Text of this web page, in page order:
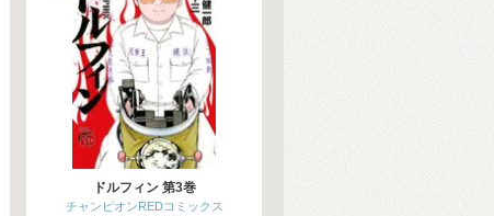
ドルフィン 第3巻
チャンピオンREDコミックス